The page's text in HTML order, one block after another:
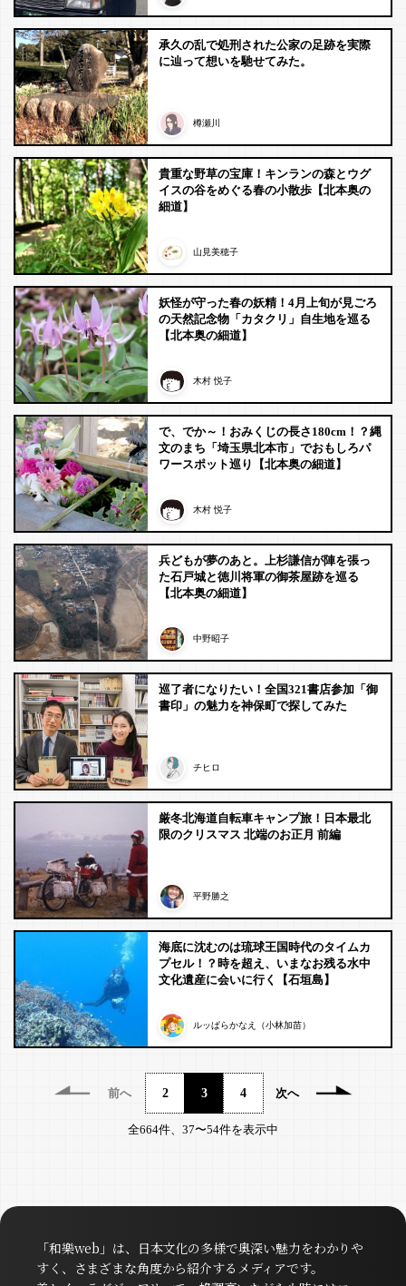
承久の乱で処刑された公家の足跡を実際
に辿って想いを馳せてみた。
樽瀬川
貴重な野草の宝庫！キンランの森とウグ
イスの谷をめぐる春の小散歩【北本奥の
細道】
山見美穂子
妖怪が守った春の妖精！4月上旬が見ごろ
の天然記念物「カタクリ」自生地を巡る
【北本奥の細道】
木村 悦子
で、でか～！おみくじの長さ180cm！？縄
文のまち「埼玉県北本市」でおもしろパ
ワースポット巡り【北本奥の細道】
木村 悦子
兵どもが夢のあと。上杉謙信が陣を張っ
た石戸城と徳川将軍の御茶屋跡を巡る
【北本奥の細道】
中野昭子
巡了者になりたい！全国321書店参加「御
書印」の魅力を神保町で探してみた
チヒロ
厳冬北海道自転車キャンプ旅！日本最北
限のクリスマス 北端のお正月 前編
平野勝之
海底に沈むのは琉球王国時代のタイムカ
プセル！？時を超え、いまなお残る水中
文化遺産に会いに行く【石垣島】
ルッぱらかなえ（小林加苗）
前へ 2 3 4 次へ
全664件、37〜54件を表示中
「和樂web」は、日本文化の多様で奥深い魅力をわかりや
すく、さまざまな角度から紹介するメディアです。